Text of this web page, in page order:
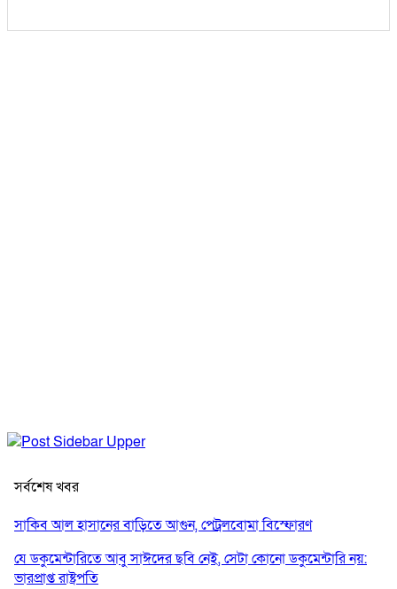
সর্বশেষ খবর
সাকিব আল হাসানের বাড়িতে আগুন, পেট্রলবোমা বিস্ফোরণ
যে ডকুমেন্টারিতে আবু সাঈদের ছবি নেই, সেটা কোনো ডকুমেন্টারি নয়:
ভারপ্রাপ্ত রাষ্ট্রপতি